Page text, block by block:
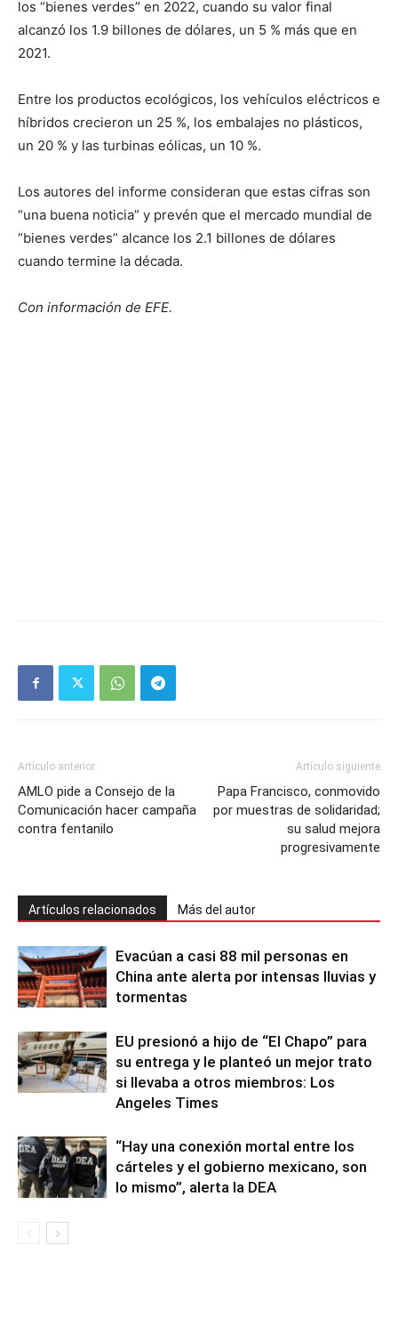
los “bienes verdes” en 2022, cuando su valor final
alcanzó los 1.9 billones de dólares, un 5 % más que en
2021.
Entre los productos ecológicos, los vehículos eléctricos e
híbridos crecieron un 25 %, los embalajes no plásticos,
un 20 % y las turbinas eólicas, un 10 %.
Los autores del informe consideran que estas cifras son
“una buena noticia” y prevén que el mercado mundial de
“bienes verdes” alcance los 2.1 billones de dólares
cuando termine la década.
Con información de EFE.
Artículo anterior
AMLO pide a Consejo de la
Comunicación hacer campaña
contra fentanilo
Artículo siguiente
Papa Francisco, conmovido
por muestras de solidaridad;
su salud mejora
progresivamente
Artículos relacionados Más del autor
Evacúan a casi 88 mil personas en
China ante alerta por intensas lluvias y
tormentas
EU presionó a hijo de “El Chapo” para
su entrega y le planteó un mejor trato
si llevaba a otros miembros: Los
Angeles Times
“Hay una conexión mortal entre los
cárteles y el gobierno mexicano, son
lo mismo”, alerta la DEA